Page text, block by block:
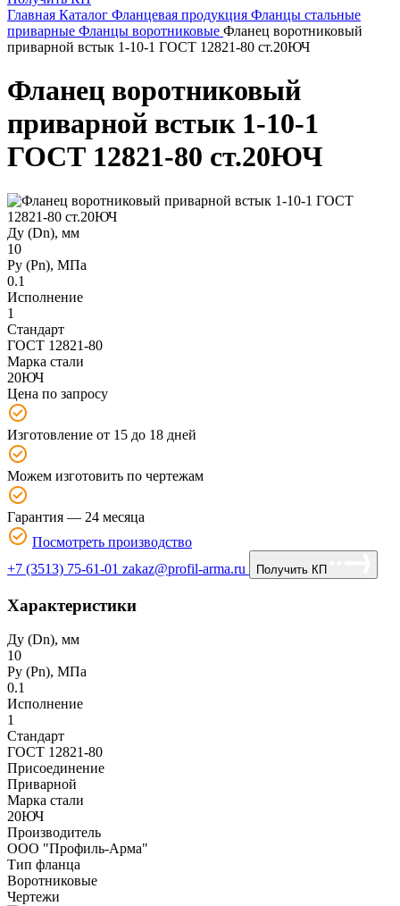
Главная Каталог Фланцевая продукция Фланцы стальные
приварные Фланцы воротниковые Фланец воротниковый
приварной встык 1-10-1 ГОСТ 12821-80 ст.20ЮЧ
Фланец воротниковый
приварной встык 1-10-1
ГОСТ 12821-80 ст.20ЮЧ
Ду (Dn), мм
10
Ру (Рn), МПа
0.1
Исполнение
1
Стандарт
ГОСТ 12821-80
Марка стали
20ЮЧ
Цена по запросу
Изготовление от 15 до 18 дней
Можем изготовить по чертежам
Гарантия — 24 месяца
Посмотреть производство
+7 (3513) 75-61-01 zakaz@profil-arma.ru Получить КП
Характеристики
Ду (Dn), мм
10
Ру (Рn), МПа
0.1
Исполнение
1
Стандарт
ГОСТ 12821-80
Присоединение
Приварной
Марка стали
20ЮЧ
Производитель
ООО "Профиль-Арма"
Тип фланца
Воротниковые
Чертежи